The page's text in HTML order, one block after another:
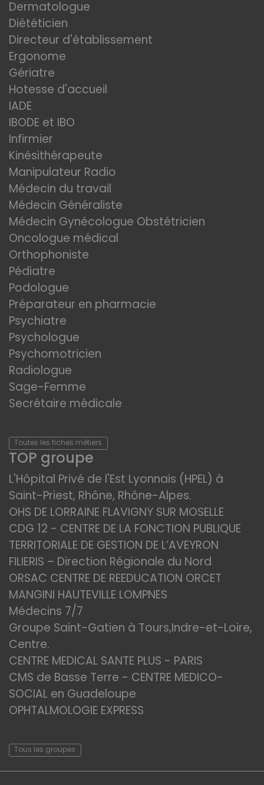
Dermatologue
Diététicien
Directeur d'établissement
Ergonome
Gériatre
Hotesse d'accueil
IADE
IBODE et IBO
Infirmier
Kinésithérapeute
Manipulateur Radio
Médecin du travail
Médecin Généraliste
Médecin Gynécologue Obstétricien
Oncologue médical
Orthophoniste
Pédiatre
Podologue
Préparateur en pharmacie
Psychiatre
Psychologue
Psychomotricien
Radiologue
Sage-Femme
Secrétaire médicale
Toutes les fiches métiers
TOP groupe
L'Hôpital Privé de l'Est Lyonnais (HPEL) à
Saint-Priest, Rhône, Rhône-Alpes.
OHS DE LORRAINE FLAVIGNY SUR MOSELLE
CDG 12 - CENTRE DE LA FONCTION PUBLIQUE
TERRITORIALE DE GESTION DE L’AVEYRON
FILIERIS – Direction Régionale du Nord
ORSAC CENTRE DE REEDUCATION ORCET
MANGINI HAUTEVILLE LOMPNES
Médecins 7/7
Groupe Saint-Gatien à Tours,Indre-et-Loire,
Centre.
CENTRE MEDICAL SANTE PLUS - PARIS
CMS de Basse Terre - CENTRE MEDICO-
SOCIAL en Guadeloupe
OPHTALMOLOGIE EXPRESS
Tous les groupes